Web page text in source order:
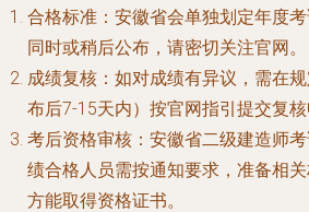
合格标准 ：安徽省会单独划定年度
同时或稍后公布，请密切关注官网。
成绩复核 ：如对成绩有异议，需在
布后7-15天内）按官网指引提交复核
考后资格审核 ：安徽省二级建造师
绩合格人员需按通知要求，准备相
方能取得资格证书。